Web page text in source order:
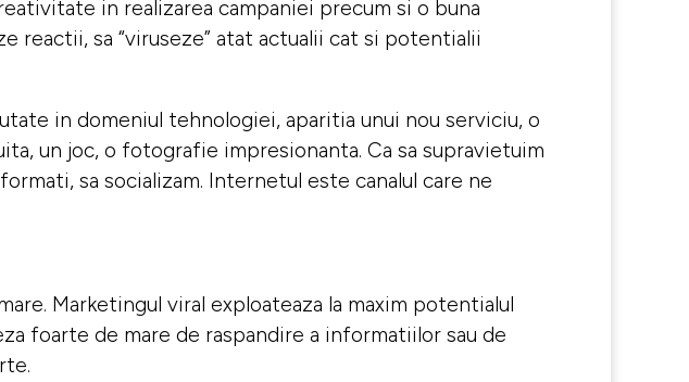
in realizarea campaniei precum si o buna
reactii, sa “viruseze” atat actualii cat si potentialii
in domeniul tehnologiei, aparitia unui nou serviciu, o
un joc, o fotografie impresionanta. Ca sa supravietuim
sa socializam. Internetul este canalul care ne
Marketingul viral exploateaza la maxim potentialul
foarte de mare de raspandire a informatiilor sau de